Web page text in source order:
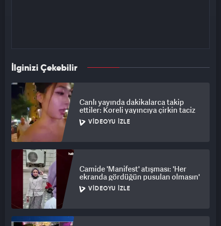
İlginizi Çekebilir
Canlı yayında dakikalarca takip
ettiler: Koreli yayıncıya çirkin taciz
VIDEOYU İZLE
Camide 'Manifest' atışması: 'Her
ekranda gördüğün pusulan olmasın'
VIDEOYU İZLE